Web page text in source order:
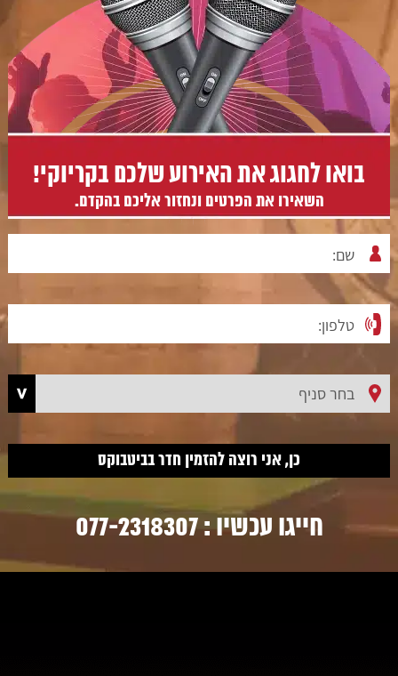
בואו לחגוג את האירוע שלכם בקריוקי!
השאירו את הפרטים ונחזור אליכם בהקדם.
חייגו עכשיו :077-2318307